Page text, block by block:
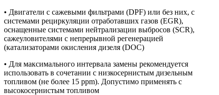
• Двигатели с сажевыми фильтрами (DPF) или без них, с
системами рециркуляции отработавших газов (EGR),
оснащенные системами нейтрализации выбросов (SCR),
сажеуловителями с непрерывной регенерацией
(катализаторами окисления дизеля (DOC)
• Для максимального интервала замены рекомендуется
использовать в сочетании с низкосернистым дизельным
топливом (не более 15 ppm). Допустимо применять с
высокосернистым топливом